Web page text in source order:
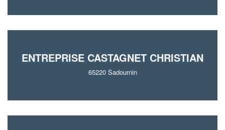
ENTREPRISE CASTAGNET CHRISTIAN
65220 Sadournin